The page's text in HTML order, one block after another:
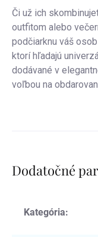
Či už ich
outfitom alebo
podčiarknu váš
ktorí hľadajú
dodávané v
voľbou na
Dodatočné
Kategória: